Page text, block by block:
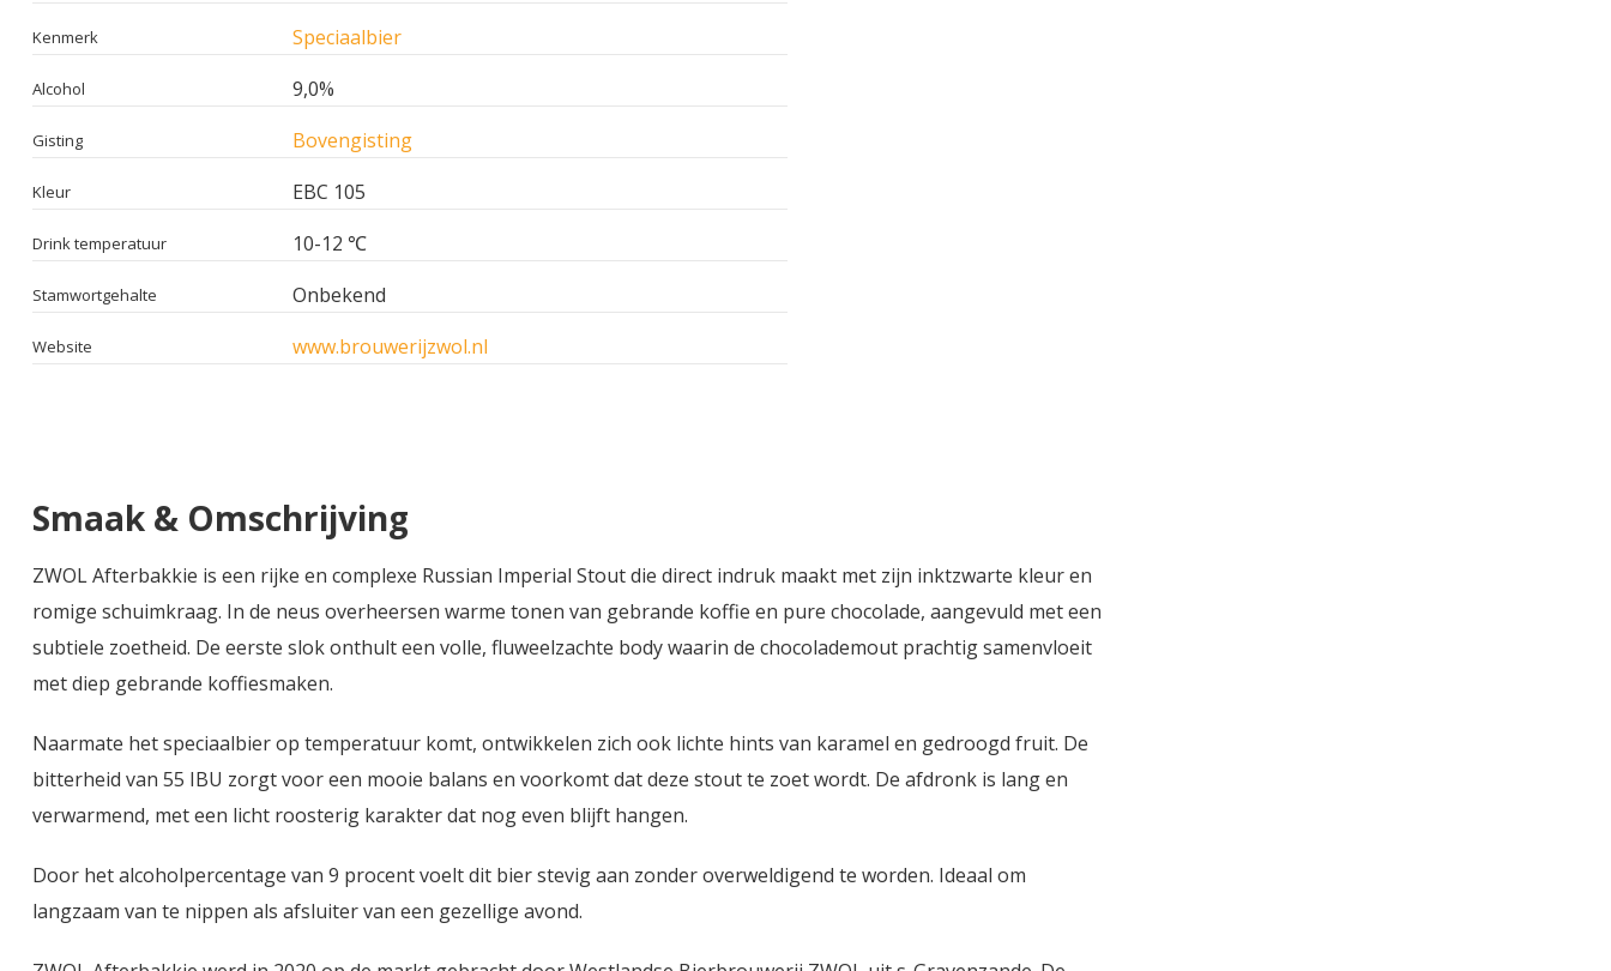
Kenmerk Speciaalbier
Alcohol 9,0%
Gisting Bovengisting
Kleur EBC 105
Drink temperatuur 10-12 ℃
Stamwortgehalte Onbekend
Website www.brouwerijzwol.nl
Smaak & Omschrijving
ZWOL Afterbakkie is een rijke en complexe Russian Imperial Stout die direct indruk maakt met zijn inktzwarte kleur en
romige schuimkraag. In de neus overheersen warme tonen van gebrande koffie en pure chocolade, aangevuld met een
subtiele zoetheid. De eerste slok onthult een volle, fluweelzachte body waarin de chocolademout prachtig samenvloeit
met diep gebrande koffiesmaken.
Naarmate het speciaalbier op temperatuur komt, ontwikkelen zich ook lichte hints van karamel en gedroogd fruit. De
bitterheid van 55 IBU zorgt voor een mooie balans en voorkomt dat deze stout te zoet wordt. De afdronk is lang en
verwarmend, met een licht roosterig karakter dat nog even blijft hangen.
Door het alcoholpercentage van 9 procent voelt dit bier stevig aan zonder overweldigend te worden. Ideaal om
langzaam van te nippen als afsluiter van een gezellige avond.